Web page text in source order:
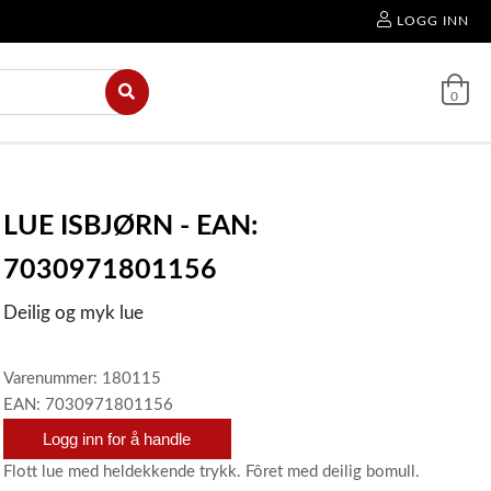
LOGG INN
0
LUE ISBJØRN - EAN:
7030971801156
Deilig og myk lue
Varenummer: 180115
EAN: 7030971801156
Logg inn for å handle
Flott lue med heldekkende trykk. Fôret med deilig bomull.